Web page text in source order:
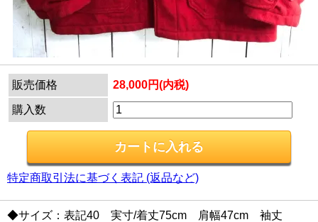
販売価格 28,000円(内税)
購入数
特定商取引法に基づく表記 (返品など)
◆サイズ：表記40 実寸/着丈75cm 肩幅47cm 袖丈